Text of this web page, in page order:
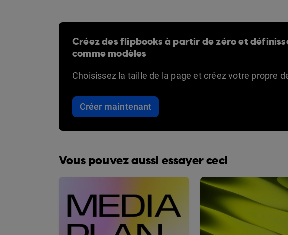
Créez des flipbooks à partir de zéro et
comme modèles
Choisissez la taille de la page et créez votre propre
Créer maintenant
Vous pouvez aussi essayer ceci